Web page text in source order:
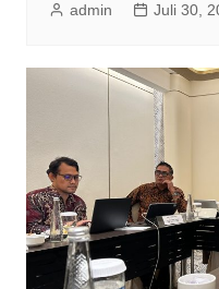
admin Juli 30,